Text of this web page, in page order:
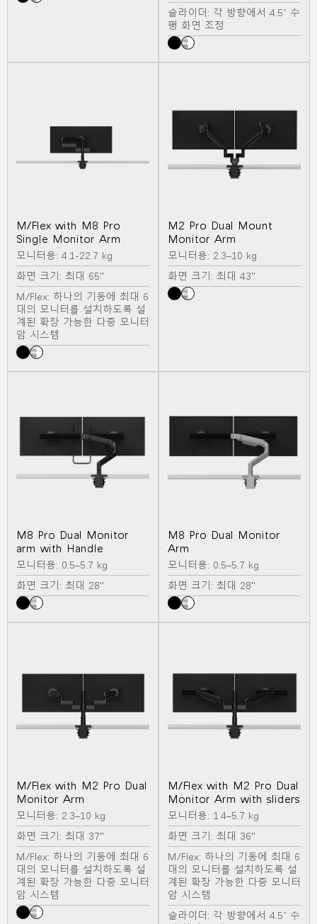
슬라이더: 각 방향에서 4.5” 수
평 화면 조정
M/Flex with M8 Pro
Single Monitor Arm
모니터용: 4.1-22.7 kg
화면 크기: 최대 65"
M/Flex: 하나의 기둥에 최대 6
대의 모니터를 설치하도록 설
계된 확장 가능한 다중 모니터
암 시스템
M2 Pro Dual Mount
Monitor Arm
모니터용: 2.3–10 kg
화면 크기: 최대 43"
M8 Pro Dual Monitor
arm with Handle
모니터용: 0.5–5.7 kg
화면 크기: 최대 28"
M8 Pro Dual Monitor
Arm
모니터용: 0.5–5.7 kg
화면 크기: 최대 28"
M/Flex with M2 Pro Dual
Monitor Arm
모니터용: 2.3–10 kg
화면 크기: 최대 37"
M/Flex: 하나의 기둥에 최대 6
대의 모니터를 설치하도록 설
계된 확장 가능한 다중 모니터
암 시스템
M/Flex with M2 Pro Dual
Monitor Arm with sliders
모니터용: 1.4–5.7 kg
화면 크기: 최대 36"
M/Flex: 하나의 기둥에 최대 6
대의 모니터를 설치하도록 설
계된 확장 가능한 다중 모니터
암 시스템
슬라이더: 각 방향에서 4.5” 수